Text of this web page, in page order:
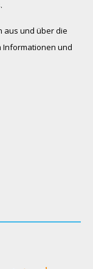
aus und über die
Informationen und